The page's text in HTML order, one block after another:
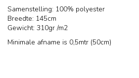
Samenstelling: 100% polyester
Breedte: 145cm
Gewicht: 310gr /m2
Minimale afname is 0,5mtr (50cm)